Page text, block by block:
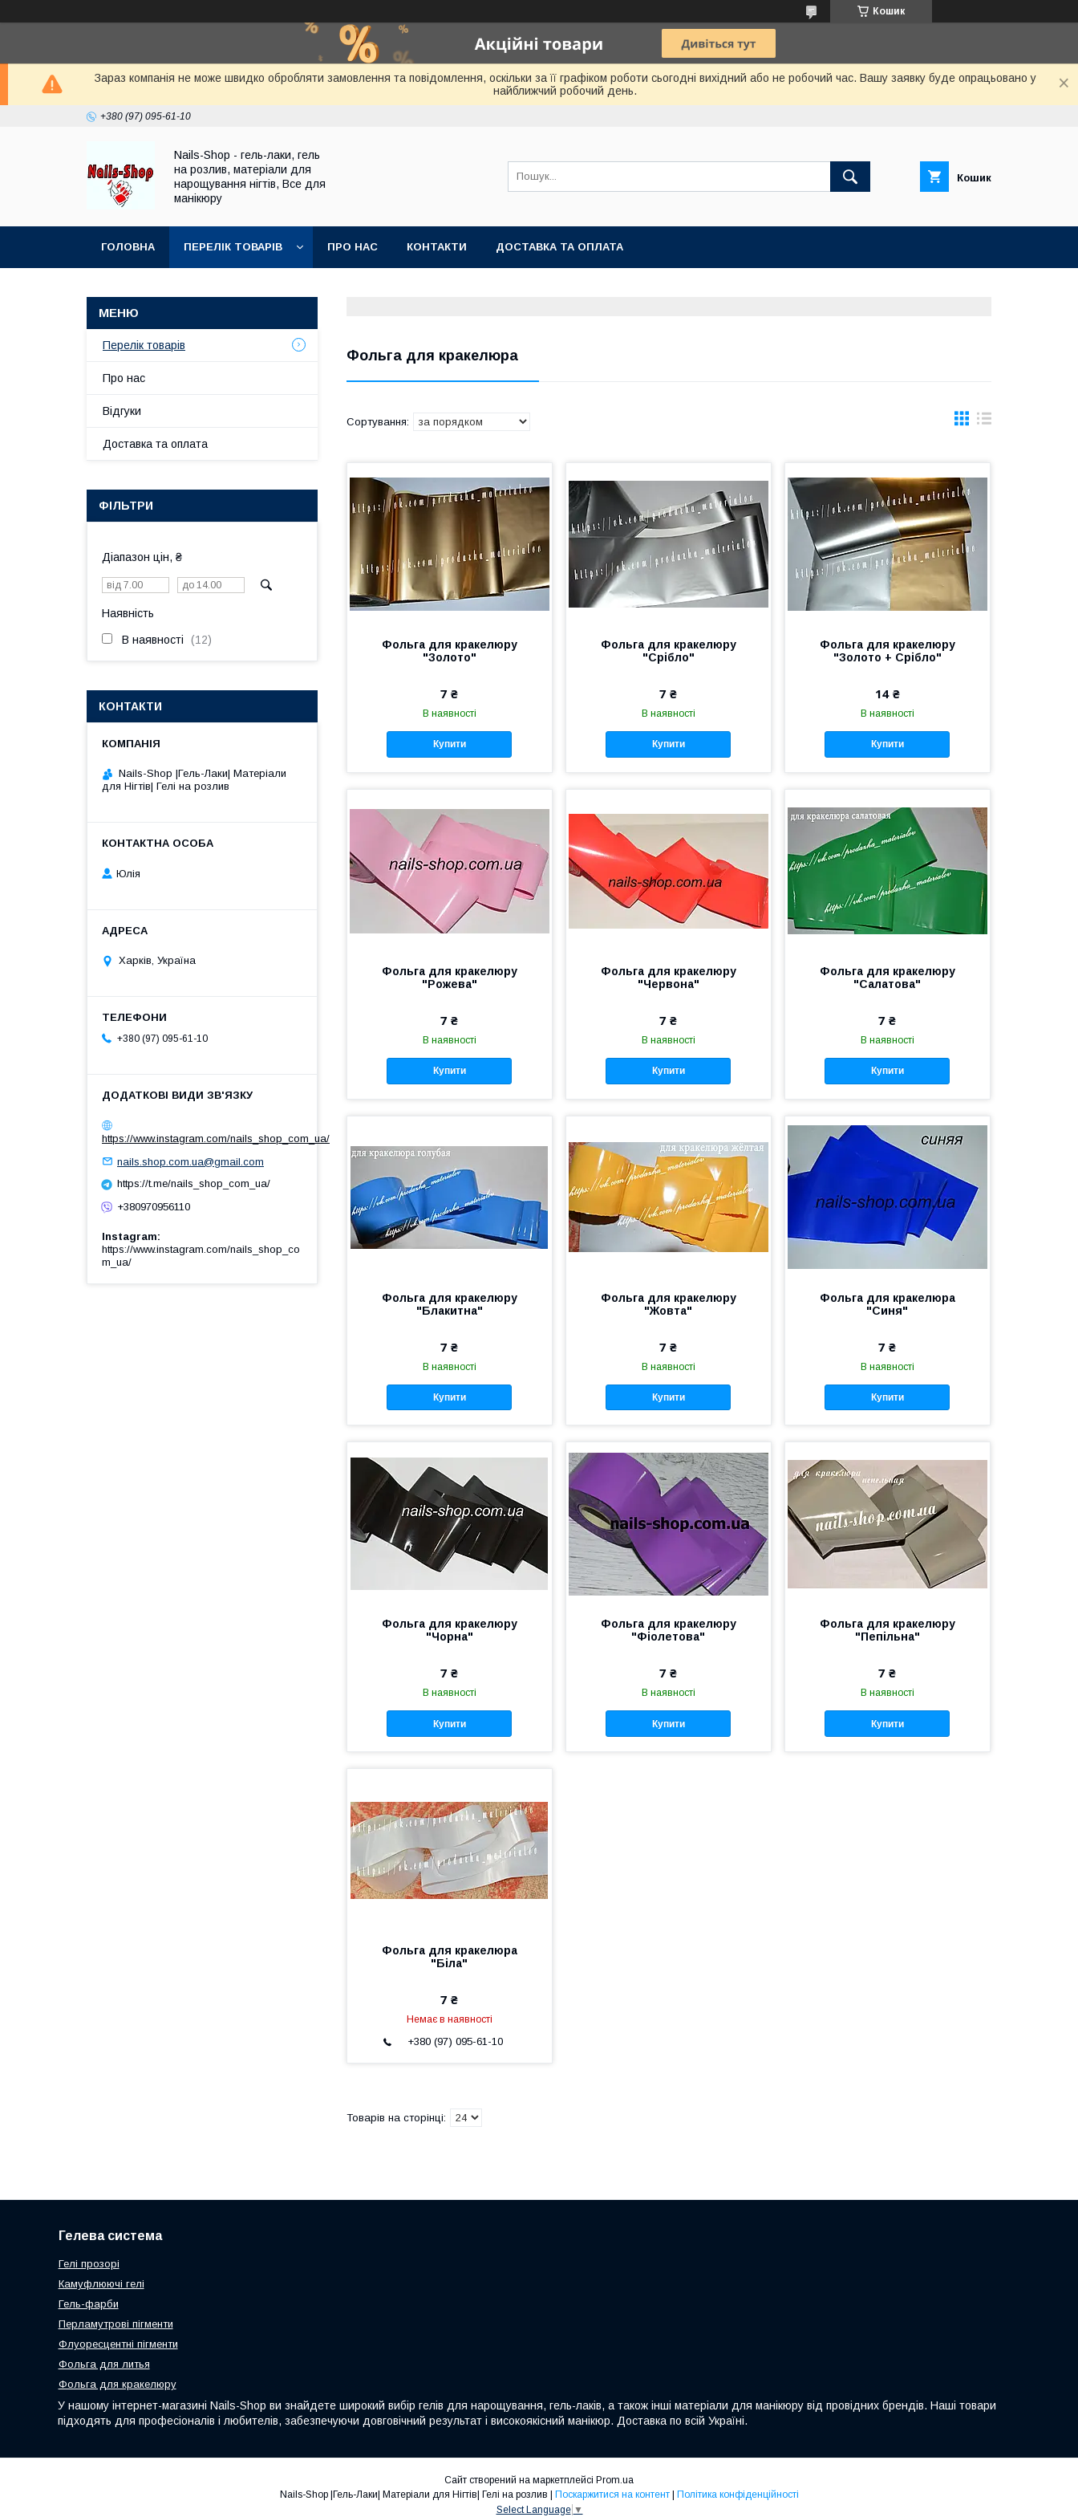
Кошик
Зараз компанія не може швидко обробляти замовлення та повідомлення, оскільки за її графіком роботи сьогодні вихідний або не робочий час. Вашу заявку буде опрацьовано у
найближчий робочий день.
+380 (97) 095-61-10
Nails-Shop - гель-лаки, гель
на розлив, матеріали для
нарощування нігтів, Все для
манікюру
Кошик
ГОЛОВНА ПЕРЕЛІК ТОВАРІВ ПРО НАС КОНТАКТИ ДОСТАВКА ТА ОПЛАТА
Фольга для кракелюра
Фольга для кракелюру
"Золото"
7 ₴
В наявності
Купити
Фольга для кракелюру
"Срібло"
7 ₴
В наявності
Купити
Фольга для кракелюру
"Золото + Срібло"
14 ₴
В наявності
Купити
Фольга для кракелюру
"Рожева"
7 ₴
В наявності
Купити
Фольга для кракелюру
"Червона"
7 ₴
В наявності
Купити
Фольга для кракелюру
"Салатова"
7 ₴
В наявності
Купити
Фольга для кракелюру
"Блакитна"
7 ₴
В наявності
Купити
Фольга для кракелюру
"Жовта"
7 ₴
В наявності
Купити
Фольга для кракелюра
"Синя"
7 ₴
В наявності
Купити
Фольга для кракелюру
"Чорна"
7 ₴
В наявності
Купити
Фольга для кракелюру
"Фіолетова"
7 ₴
В наявності
Купити
Фольга для кракелюру
"Пепільна"
7 ₴
В наявності
Купити
Фольга для кракелюра
"Біла"
7 ₴
Немає в наявності
+380 (97) 095-61-10
Перелік товарів
Про нас
Відгуки
Доставка та оплата
ФІЛЬТРИ
Діапазон цін, ₴
Наявність
В наявності 12
КОНТАКТИ
Nails-Shop |Гель-Лаки| Матеріали
для Нігтів| Гелі на розлив
Юлія
Харків, Україна
+380 (97) 095-61-10
https://www.instagram.com/nails_shop_com_ua/
nails.shop.com.ua@gmail.com
https://t.me/nails_shop_com_ua/
+380970956110
Instagram
https://www.instagram.com/nails_shop_co
m_ua/
Гелева система
Гелі прозорі
Камуфлюючі гелі
Гель-фарби
Перламутрові пігменти
Флуоресцентні пігменти
Фольга для литья
Фольга для кракелюру
У нашому інтернет-магазині Nails-Shop ви знайдете широкий вибір гелів для нарощування, гель-лаків, а також інші матеріали для манікюру від провідних брендів. Наші товари
підходять для професіоналів і любителів, забезпечуючи довговічний результат і високоякісний манікюр. Доставка по всій Україні.
Сайт створений на маркетплейсі Prom.ua
Поскаржитися на контент
Політика конфіденційності
Select Language ▼